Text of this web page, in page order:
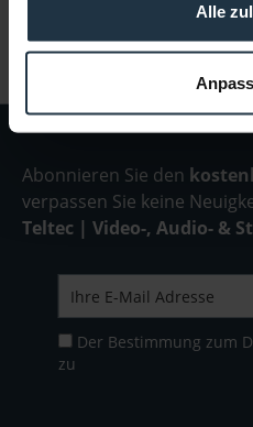
Alle
Infos zu Hersteller &
Folgende Infos zum
Abonnieren Sie den
verpassen Sie keine
Teltec | Video-, Audio- &
Der Bestimmung zum
zu